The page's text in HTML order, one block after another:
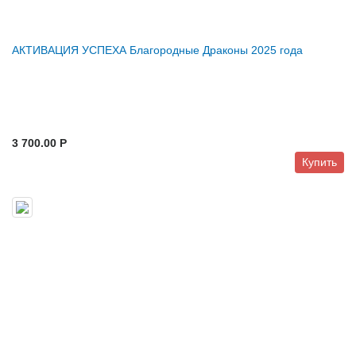
АКТИВАЦИЯ УСПЕХА Благородные Драконы 2025 года
3 700.00 P
Купить